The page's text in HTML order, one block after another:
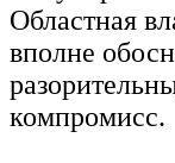
Областная
вполне
компромисс.